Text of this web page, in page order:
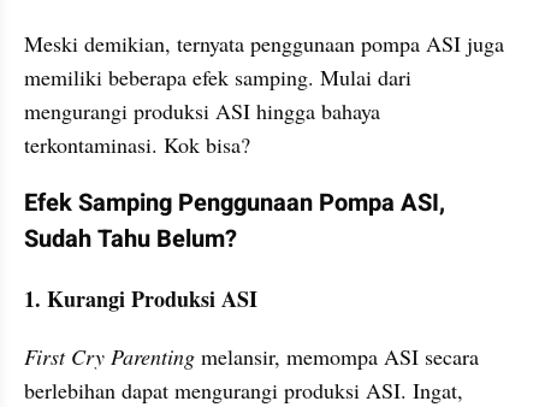
Meski demikian, ternyata penggunaan pompa ASI juga
memiliki beberapa efek samping. Mulai dari
mengurangi produksi ASI hingga bahaya
terkontaminasi. Kok bisa?
Efek Samping Penggunaan Pompa ASI,
Sudah Tahu Belum?
1. Kurangi Produksi ASI
First Cry Parenting melansir, memompa ASI secara
berlebihan dapat mengurangi produksi ASI. Ingat,